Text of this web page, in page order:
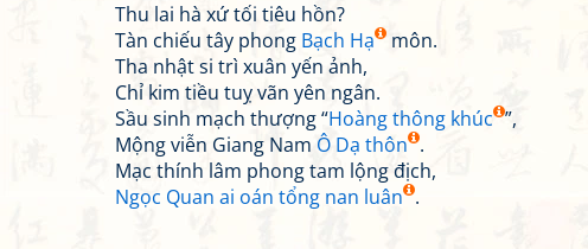
Thu lai hà xứ tối tiêu hồn?
Tàn chiếu tây phong Bạch Hạ
môn.
Tha nhật si trì xuân yến ảnh,
Chỉ kim tiều tuỵ vãn yên ngân.
Sầu sinh mạch thượng “Hoàng thông khúc ”,
Mộng viễn Giang Nam Ô Dạ thôn .
Mạc thính lâm phong tam lộng địch,
Ngọc Quan ai oán tổng nan luân .